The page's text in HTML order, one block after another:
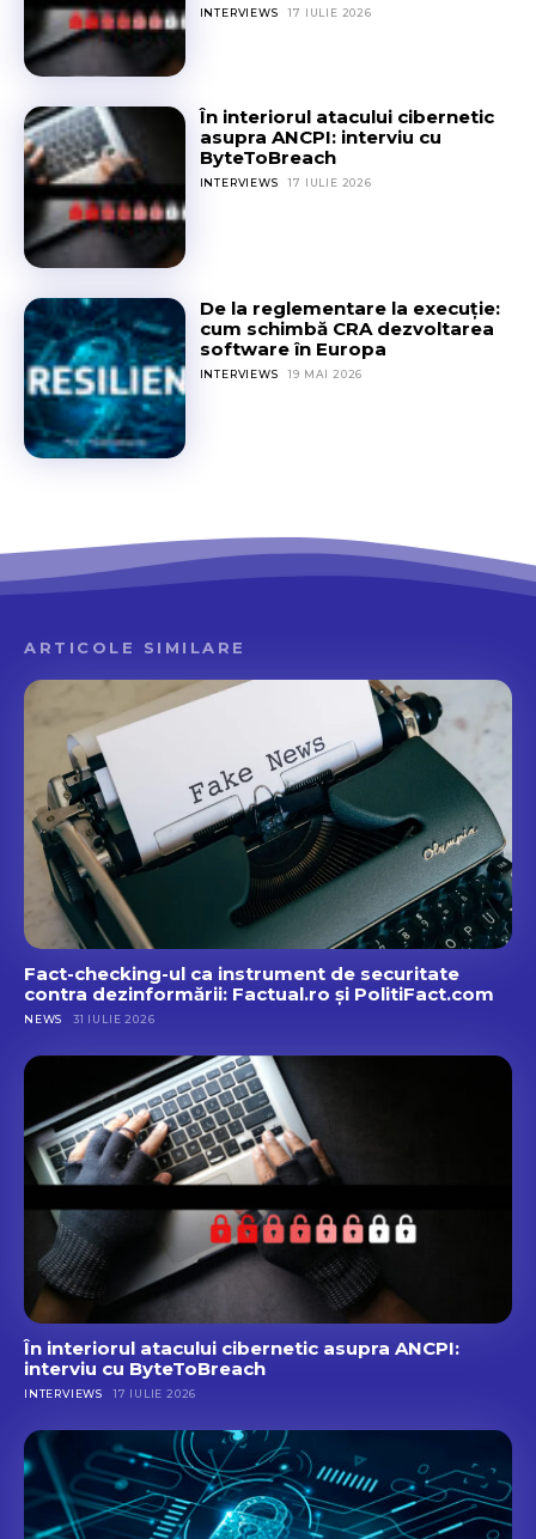
INTERVIEWS 17 IULIE 2026
În interiorul atacului cibernetic
asupra ANCPI: interviu cu
ByteToBreach
INTERVIEWS 17 IULIE 2026
De la reglementare la execuție:
cum schimbă CRA dezvoltarea
software în Europa
INTERVIEWS 19 MAI 2026
ARTICOLE SIMILARE
Fact-checking-ul ca instrument de securitate
contra dezinformării: Factual.ro și PolitiFact.com
NEWS 31 IULIE 2026
În interiorul atacului cibernetic asupra ANCPI:
interviu cu ByteToBreach
INTERVIEWS 17 IULIE 2026